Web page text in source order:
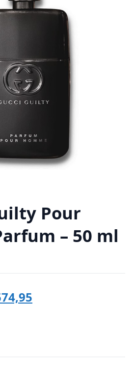
Pour
– 50 ml
kr. 574,95.